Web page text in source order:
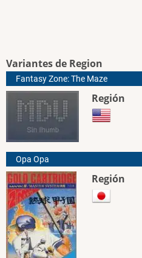
Variantes de Region
Fantasy Zone: The Maze
Región
Opa Opa
Región